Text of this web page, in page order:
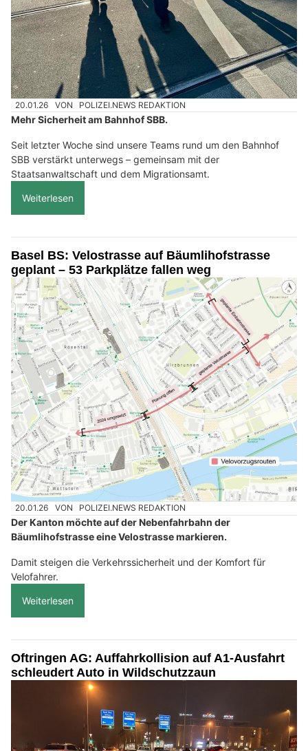
20.01.26 VON POLIZEI.NEWS REDAKTION
Mehr Sicherheit am Bahnhof SBB.
Seit letzter Woche sind unsere Teams rund um den Bahnhof
SBB verstärkt unterwegs – gemeinsam mit der
Staatsanwaltschaft und dem Migrationsamt.
Weiterlesen
Basel BS: Velostrasse auf Bäumlihofstrasse
geplant – 53 Parkplätze fallen weg
20.01.26 VON POLIZEI.NEWS REDAKTION
Der Kanton möchte auf der Nebenfahrbahn der
Bäumlihofstrasse eine Velostrasse markieren.
Damit steigen die Verkehrssicherheit und der Komfort für
Velofahrer.
Weiterlesen
Oftringen AG: Auffahrkollision auf A1-Ausfahrt
schleudert Auto in Wildschutzzaun